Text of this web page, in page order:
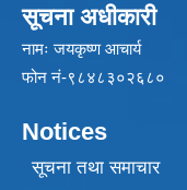
सूचना अधीकारी
नामः जयकृष्ण आचार्य
फोन नं-९८४८३०२६८०
Notices
सूचना तथा समाचार